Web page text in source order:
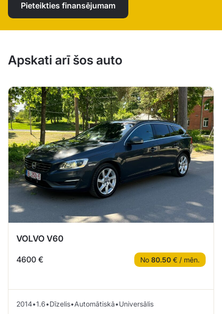
Pieteikties finansējumam
Apskati arī šos auto
VOLVO V60
4600 € No 80.50 € / mēn.
2014•1.6•Dīzelis•Automātiskā•Universālis